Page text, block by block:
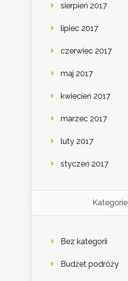
sierpień 2017
lipiec 2017
czerwiec 2017
maj 2017
kwiecień 2017
marzec 2017
luty 2017
styczeń 2017
Kategorie
Bez kategorii
Budżet podróży